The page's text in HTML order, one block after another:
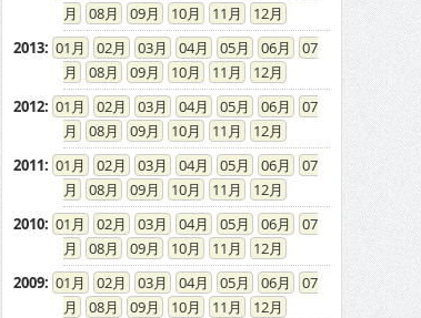
08
09 10 11
12
2013: 01 02 03 04 05 06
07
08
09 10 11
12
2012: 01 02 03 04 05 06
07
08
09 10 11
12
2011: 01 02 03 04 05 06
07
08
09 10 11
12
2010: 01 02 03 04 05 06
07
08
09 10 11
12
2009: 01 02 03 04 05 06
07
08
09 10 11
12